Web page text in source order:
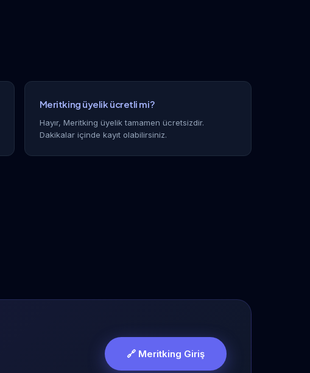
Meritking üyelik ücretli mi?
Hayır, Meritking üyelik tamamen ücretsizdir.
Dakikalar içinde kayıt olabilirsiniz.
🔗 Meritking Giriş